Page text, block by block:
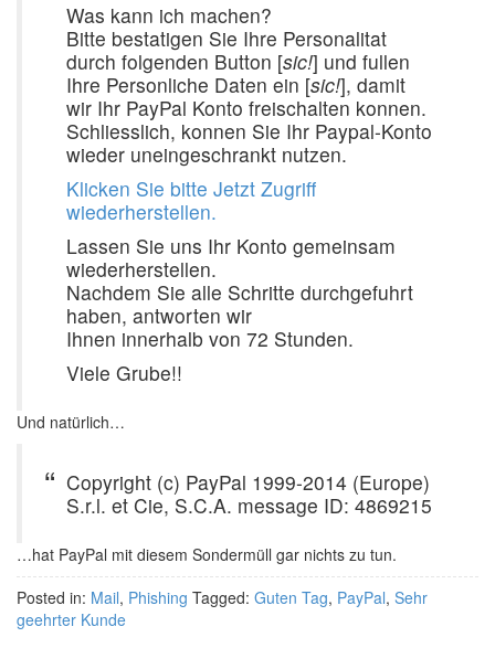
Was kann ich machen?
Bitte bestatigen Sie Ihre Personalitat
durch folgenden Button [sic!] und fullen
Ihre Personliche Daten ein [sic!], damit
wir Ihr PayPal Konto freischalten konnen.
Schliesslich, konnen Sie Ihr Paypal-Konto
wieder uneingeschrankt nutzen.
Klicken Sie bitte Jetzt Zugriff
wiederherstellen.
Lassen Sie uns Ihr Konto gemeinsam
wiederherstellen.
Nachdem Sie alle Schritte durchgefuhrt
haben, antworten wir
Ihnen innerhalb von 72 Stunden.
Viele Grube!!
Und natürlich…
Copyright (c) PayPal 1999-2014 (Europe)
S.r.l. et Cie, S.C.A. message ID: 4869215
…hat PayPal mit diesem Sondermüll gar nichts zu tun.
Posted in: Mail, Phishing Tagged: Guten Tag, PayPal, Sehr
geehrter Kunde